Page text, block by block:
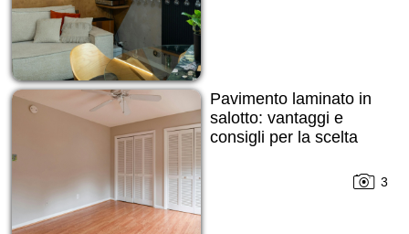
Pavimento laminato in
salotto: vantaggi e
consigli per la scelta
3